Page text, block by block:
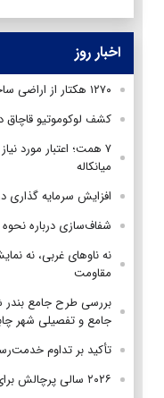
اخبار روز
۱۲۷۰ هکتار از اراضی ساحلی مکران زیر کشت میگو رفت
کشف لوکوموتیو
۷ همت؛ اعتبار مورد
میانکاله
افزایش سرمایه
شفاف‌سازی درباره
نه ناوهای غربی، نه
مقاومت
بررسی طرح جامع بندر
جامع و تفصیلی شهر
تأکید بر تداوم
۲۰۲۶ سالی پرچالش برای گردشگری آسیا